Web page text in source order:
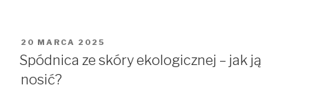
OPUBLIKOWANE
W
20 MARCA 2025
Spódnica ze skóry ekologicznej – jak ją
nosić?